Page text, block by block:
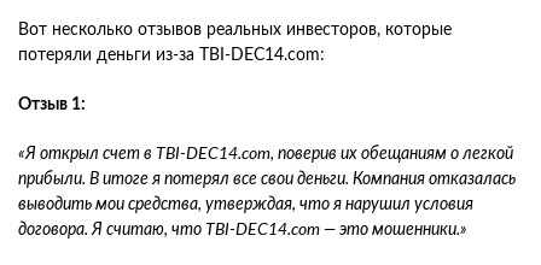
Вот несколько отзывов реальных инвесторов, которые
потеряли деньги из-за TBI-DEC14.com:
Отзыв 1:
«Я открыл счет в TBI-DEC14.com, поверив их обещаниям о легкой
прибыли. В итоге я потерял все свои деньги. Компания отказалась
выводить мои средства, утверждая, что я нарушил условия
договора. Я считаю, что TBI-DEC14.com — это мошенники.»